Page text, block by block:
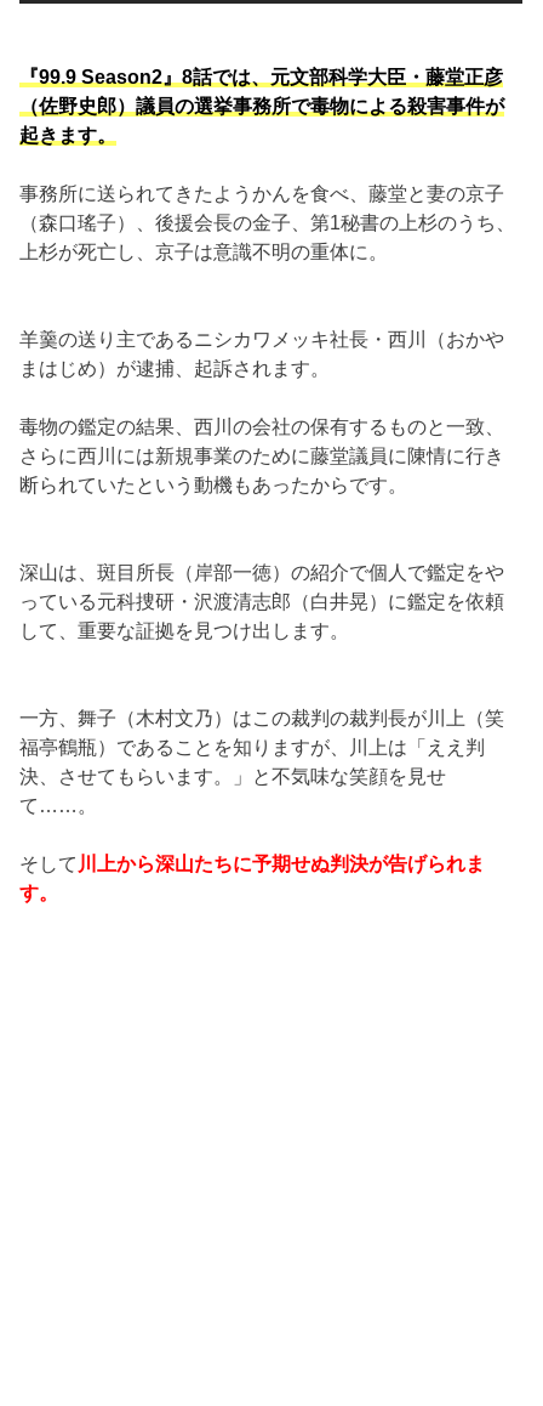
『99.9 Season2』8話では、元文部科学大臣・藤堂正彦
（佐野史郎）議員の選挙事務所で毒物による殺害事件が
起きます。
事務所に送られてきたようかんを食べ、藤堂と妻の京子
（森口瑤子）、後援会長の金子、第1秘書の上杉のうち、
上杉が死亡し、京子は意識不明の重体に。
羊羹の送り主であるニシカワメッキ社長・西川（おかや
まはじめ）が逮捕、起訴されます。
毒物の鑑定の結果、西川の会社の保有するものと一致、
さらに西川には新規事業のために藤堂議員に陳情に行き
断られていたという動機もあったからです。
深山は、斑目所長（岸部一徳）の紹介で個人で鑑定をや
っている元科捜研・沢渡清志郎（白井晃）に鑑定を依頼
して、重要な証拠を見つけ出します。
一方、舞子（木村文乃）はこの裁判の裁判長が川上（笑
福亭鶴瓶）であることを知りますが、川上は「ええ判
決、させてもらいます。」と不気味な笑顔を見せ
て……。
そして 川上から深山たちに予期せぬ判決が告げられま
す。